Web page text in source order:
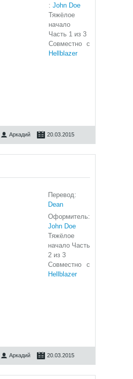
: John Doe
Тяжёлое
начало
Часть 1 из 3
Совместно с
Hellblazer
Аркадий 20.03.2015
Перевод:
Dean
Оформитель:
John Doe
Тяжёлое
начало Часть
2 из 3
Совместно с
Hellblazer
Аркадий 20.03.2015